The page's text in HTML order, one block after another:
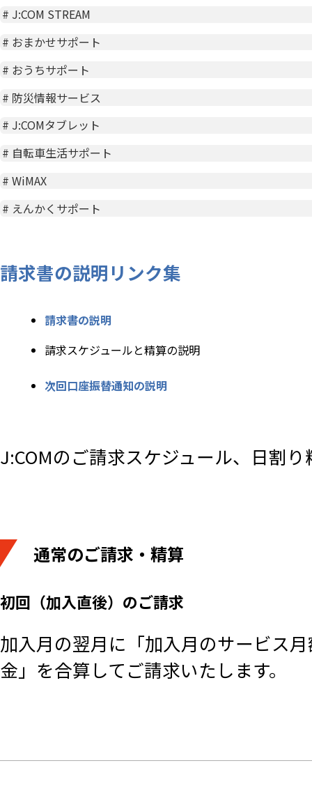
# J:COM STREAM
# おまかせサポート
# おうちサポート
# 防災情報サービス
# J:COMタブレット
# 自転車生活サポート
#WiMAX
# えんかくサポート
請求書の説明リンク集
請求書の説明
請求スケジュールと精算の説明
次回口座振替通知の説明
J:COMのご請求スケジュール、日割
通常のご請求・精算
初回（加入直後）のご請求
加入月の翌月に「加入月のサービス
金」を合算してご請求いたします。